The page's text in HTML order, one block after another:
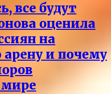
все будут
оценила
на
и почему